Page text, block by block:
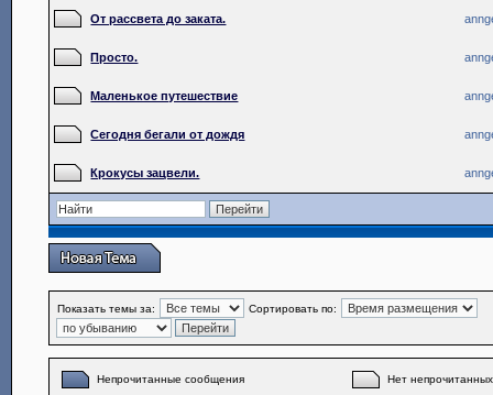
От рассвета до заката.
Просто.
Маленькое путешествие
Сегодня бегали от дождя
Крокусы зацвели.
Показать темы за: Сортировать по:
Непрочитанные сообщения Нет